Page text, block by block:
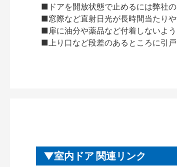
■ドアを開放状態で止めるには弊社
■窓際など直射日光が長時間当たり
■扉に油分や薬品など付着しないよ
■上り口など段差のあるところに引
室内ドア 関連リンク